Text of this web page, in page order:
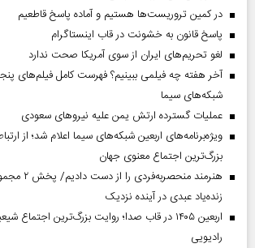
در کمین تروریست‌ها هستیم و آماده پاسخ قاطعیم
پاسخ قانون به خشونت در قاب اینستاگرام
لغو تحریم‌های ایران از سوی آمریکا صحت ندارد
آخر هفته چه فیلمی ببینیم؟ فهرست کامل فیلم‌های
شبکه‌های سیما
عملیات گسترده ارتش یمن علیه نیروهای سعودی
ویژه‌برنامه‌های اربعین شبکه‌های سیما اعلام شد؛ از
بزرگ‌ترین اجتماع معنوی جهان
هنرمند
زنده‌یاد عبدی در آینده نزدیک
اربعین ۱۴۰۵ در قاب صدا؛ روایت بزرگ‌ترین
رادیویی